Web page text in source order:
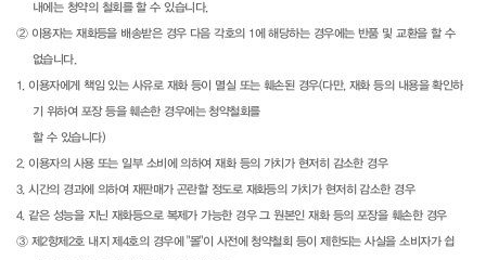
내에는 청약의 철회를 할 수 있습니다.
② 이용자는 재화등을 배송받은 경우 다음 각호의 1에 해당하는 경우에는 반품 및 교환을 할 수
없습니다.
1. 이용자에게 책임 있는 사유로 재화 등이 멸실 또는 훼손된 경우(다만, 재화 등의 내용을 확인하
기 위하여 포장 등을 훼손한 경우에는 청약철회를
할 수 있습니다)
2. 이용자의 사용 또는 일부 소비에 의하여 재화 등의 가치가 현저히 감소한 경우
3. 시간의 경과에 의하여 재판매가 곤란할 정도로 재화등의 가치가 현저히 감소한 경우
4. 같은 성능을 지닌 재화등으로 복제가 가능한 경우 그 원본인 재화 등의 포장을 훼손한 경우
③ 제2항제2호 내지 제4호의 경우에 "몰"이 사전에 청약철회 등이 제한되는 사실을 소비자가 쉽